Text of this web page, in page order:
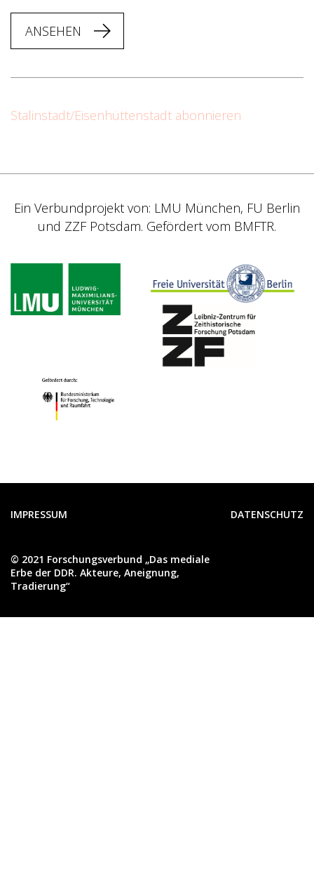
ANSEHEN
Stalinstadt/Eisenhüttenstadt abonnieren
Ein Verbundprojekt von: LMU München, FU Berlin
und ZZF Potsdam. Gefördert vom BMFTR.
IMPRESSUM DATENSCHUTZ
© 2021 Forschungsverbund „Das mediale
Erbe der DDR. Akteure, Aneignung,
Tradierung“